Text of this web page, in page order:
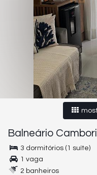
Balneário
3 dormitórios (1 suíte)
1 vaga
2 banheiros